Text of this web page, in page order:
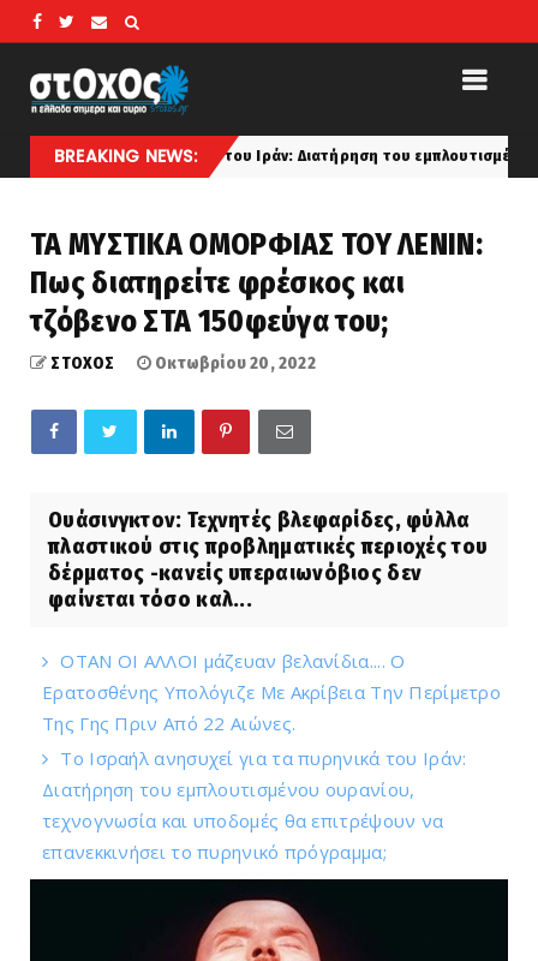
BREAKING NEWS:
πυρηνικά του Ιράν: Διατήρηση του εμπλουτισμένου ουρανίου,
ΤΑ ΜΥΣΤΙΚΑ ΟΜΟΡΦΙΑΣ ΤΟΥ ΛΕΝΙΝ:
Πως διατηρείτε φρέσκος και
τζόβενο ΣΤΑ 150φεύγα του;
ΣΤΟΧΟΣ Οκτωβρίου 20, 2022
Ουάσινγκτον: Τεχνητές βλεφαρίδες, φύλλα
πλαστικού στις προβληματικές περιοχές του
δέρματος -κανείς υπεραιωνόβιος δεν
φαίνεται τόσο καλ...
ΟΤΑΝ ΟΙ ΑΛΛΟΙ μάζευαν βελανίδια.... Ο
Ερατοσθένης Υπολόγιζε Με Ακρίβεια Την Περίμετρο
Της Γης Πριν Από 22 Αιώνες.
Το Ισραήλ ανησυχεί για τα πυρηνικά του Ιράν:
Διατήρηση του εμπλουτισμένου ουρανίου,
τεχνογνωσία και υποδομές θα επιτρέψουν να
επανεκκινήσει το πυρηνικό πρόγραμμα;